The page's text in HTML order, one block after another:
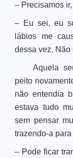
– Precisamos
– Eu sei, eu
lábios me
dessa vez. Não
Aquela
peito
não entendia
estava tudo
sem pensar
trazendo-a
– Pode ficar